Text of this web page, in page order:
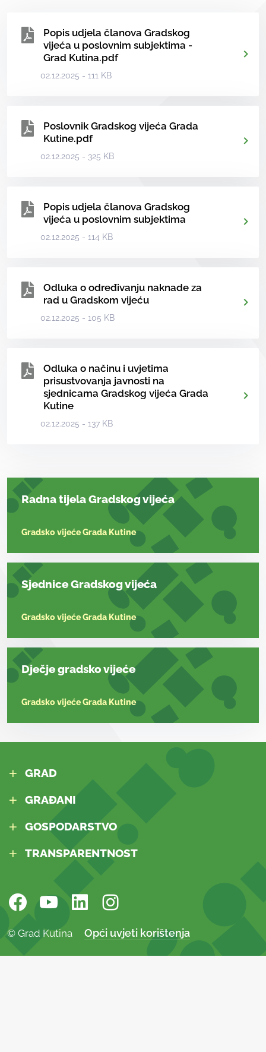
Popis udjela članova Gradskog
vijeća u poslovnim subjektima -
Grad Kutina.pdf
02.12.2025 - 111 KB
Poslovnik Gradskog vijeća Grada
Kutine.pdf
02.12.2025 - 325 KB
Popis udjela članova Gradskog
vijeća u poslovnim subjektima
02.12.2025 - 114 KB
Odluka o određivanju naknade za
rad u Gradskom vijeću
02.12.2025 - 105 KB
Odluka o načinu i uvjetima
prisustvovanja javnosti na
sjednicama Gradskog vijeća Grada
Kutine
02.12.2025 - 137 KB
Radna tijela Gradskog vijeća
Gradsko vijeće Grada Kutine
Sjednice Gradskog vijeća
Gradsko vijeće Grada Kutine
Dječje gradsko vijeće
Gradsko vijeće Grada Kutine
GRAD
GRAĐANI
GOSPODARSTVO
TRANSPARENTNOST
© Grad Kutina Opći uvjeti korištenja